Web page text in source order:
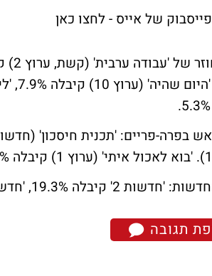
של אייס - לחצו כאן
בפרה-פריים:
'חדשות 2' קיבלה 19.3%, 'חדשות 10' עם 10.9%, 'מבט' (ערוץ 1) רשמה 4.2%.
תגובה